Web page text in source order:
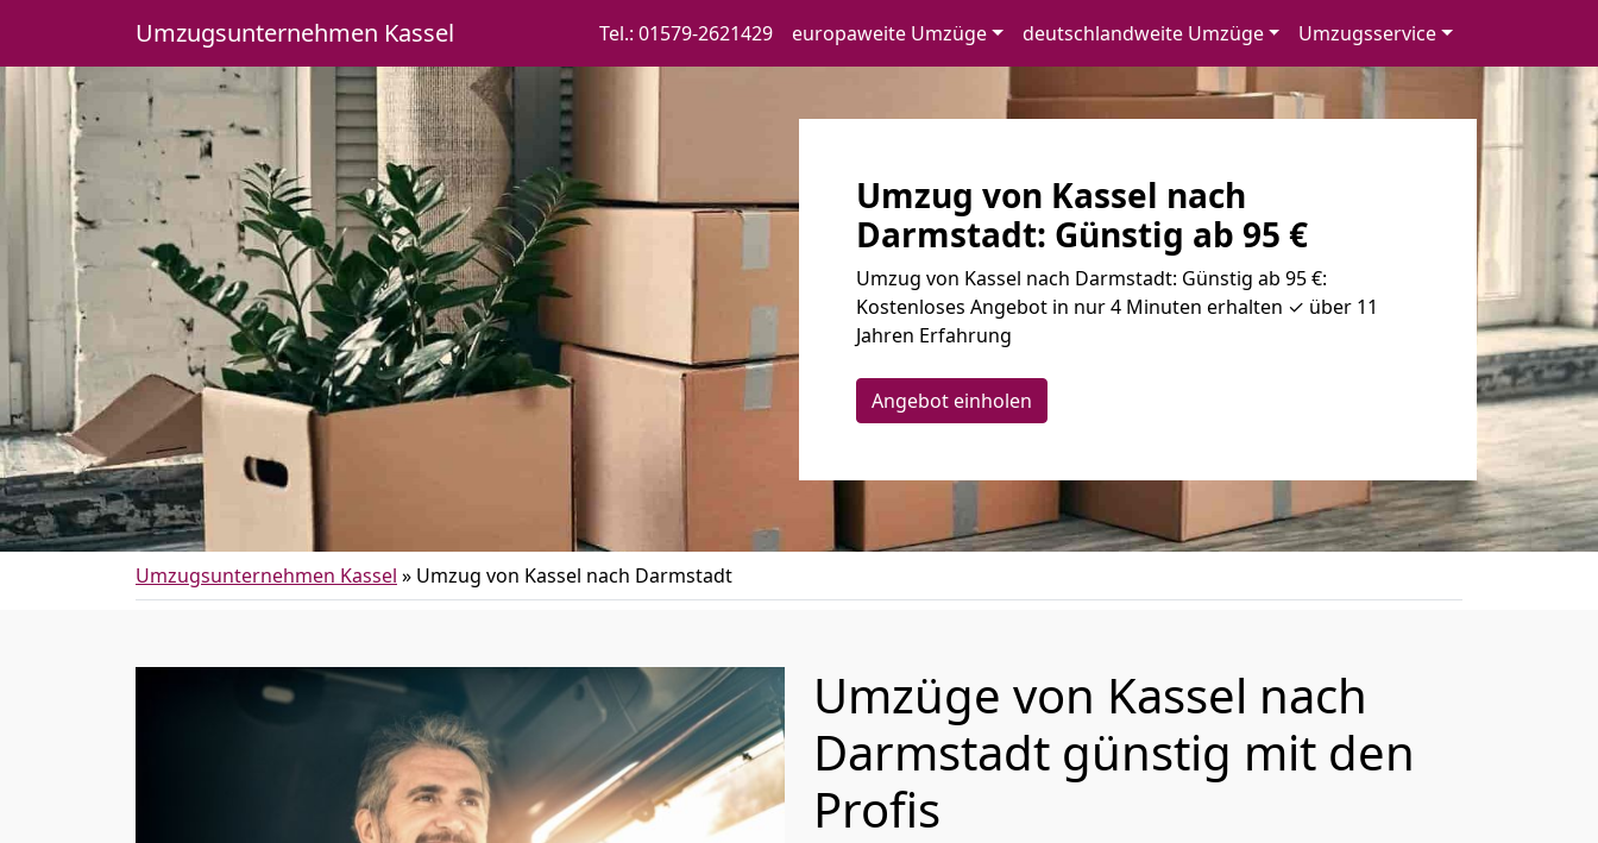
Umzugsunternehmen Kassel Tel.: 01579-2621429 europaweite Umzüge deutschlandweite Umzüge Umzugsservice
Umzug von Kassel nach
Darmstadt: Günstig ab 95 €
Umzug von Kassel nach Darmstadt: Günstig ab 95 €:
Kostenloses Angebot in nur 4 Minuten erhalten ✓ über 11
Jahren Erfahrung
Angebot einholen
Umzugsunternehmen Kassel » Umzug von Kassel nach Darmstadt
Umzüge von Kassel nach
Darmstadt günstig mit den
Profis